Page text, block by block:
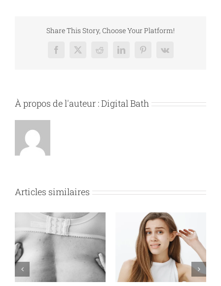
performante
visage
Share This Story, Choose Your Platform!
Facebook
X RedditLinkedInPinterest
Vk
À propos de l'auteur :Digital Bath
Articles similaires